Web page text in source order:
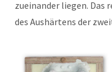
zueinander liegen. Das
des Aushärtens der